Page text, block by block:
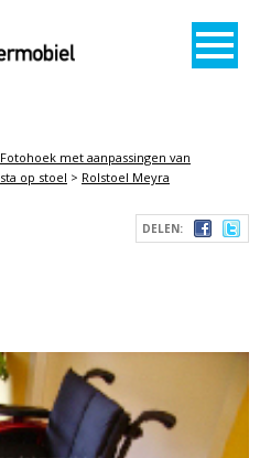
Fotohoek met aanpassingen van
sta op stoel > Rolstoel Meyra
DELEN: